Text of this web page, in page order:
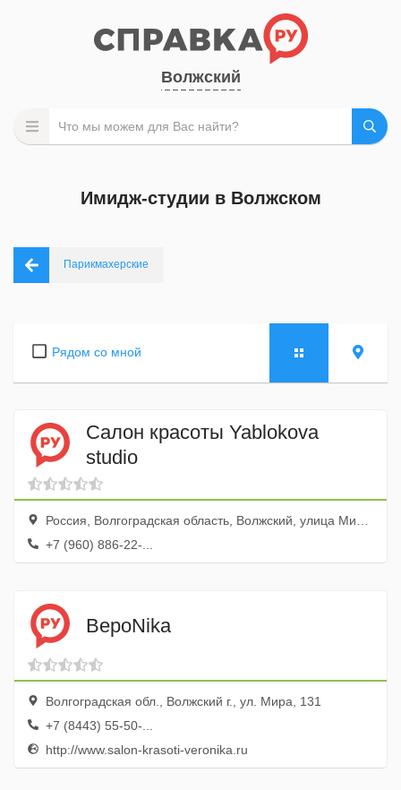
Волжский
Имидж-студии в Волжском
Парикмахерские
Рядом со мной
Салон красоты Yablokova
studio
Россия, Волгоградская область, Волжский, улица Мира, 74
+7 (960) 886-22-...
ВероNika
Волгоградская обл., Волжский г., ул. Мира, 131
+7 (8443) 55-50-...
http://www.salon-krasoti-veronika.ru